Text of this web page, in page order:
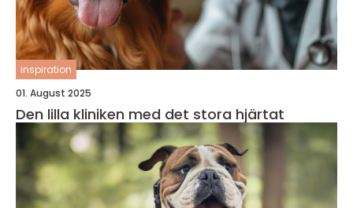
inspiration
01. August 2025
Den lilla kliniken med det stora hjärtat